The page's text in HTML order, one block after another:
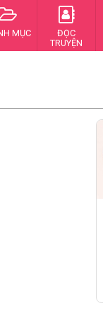
MỤC
ĐỌC
TRUYỆN